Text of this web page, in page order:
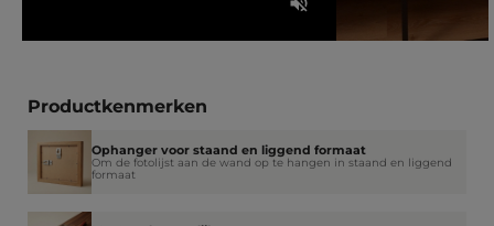
Productkenmerken
Ophanger voor staand en liggend formaat
Om de fotolijst aan de wand op te hangen in staand en liggend
formaat